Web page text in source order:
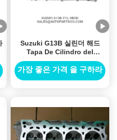
Suzuki G13B 실린더 해드
Tapa De Cilindro del
Suzuki Culata 고성능
가장 좋은 가격 을 구하라